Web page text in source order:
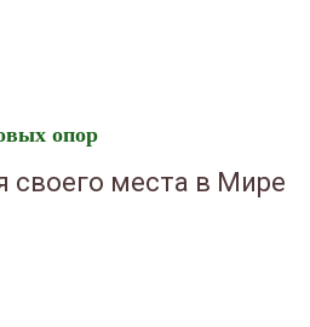
опор
своего места в Мире